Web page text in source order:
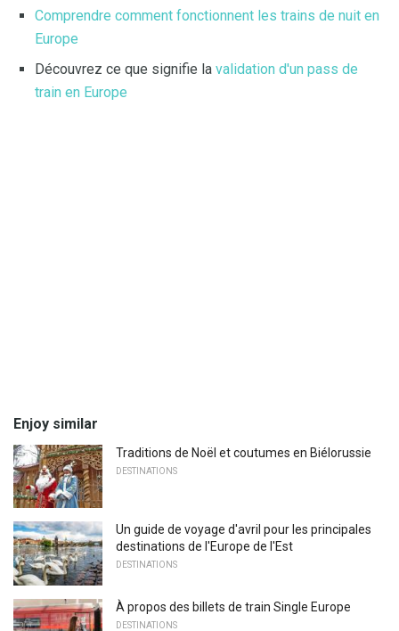
Comprendre comment fonctionnent les trains de nuit en
Europe
Découvrez ce que signifie la validation d'un pass de
train en Europe
Enjoy similar
Traditions de Noël et coutumes en Biélorussie
DESTINATIONS
Un guide de voyage d'avril pour les principales
destinations de l'Europe de l'Est
DESTINATIONS
À propos des billets de train Single Europe
DESTINATIONS